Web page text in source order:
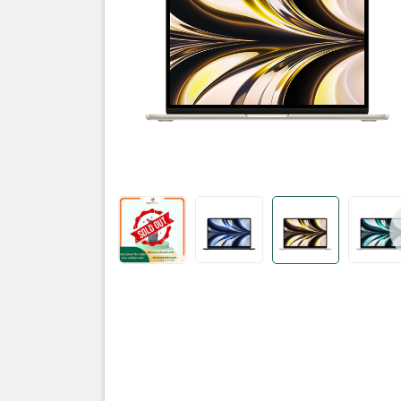
Bộ xử
Công nghệ
Apple M2
Số nhân:
8
Số luồng:
Hãng
100GB/s
Tốc độ tối
Hãng
Bộ nhớ
Hãng
Bộ